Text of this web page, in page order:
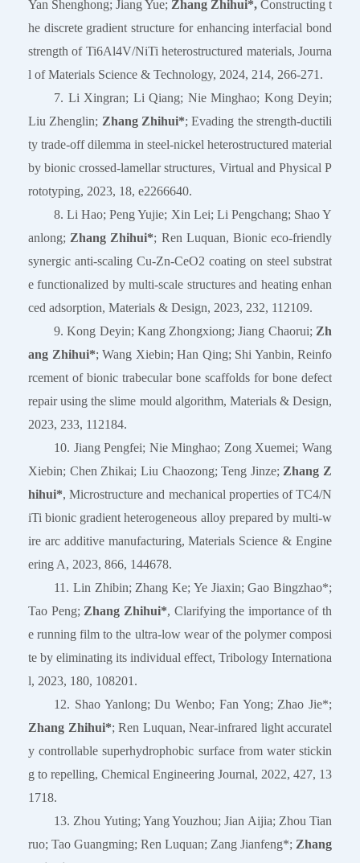
Yan Shenghong; Jiang Yue; Zhang Zhihui*, Constructing t
he discrete gradient structure for enhancing interfacial bond
strength of Ti6Al4V/NiTi heterostructured materials, Journa
l of Materials Science & Technology, 2024, 214, 266-271.
7. Li Xingran; Li Qiang; Nie Minghao; Kong Deyin;
Liu Zhenglin; Zhang Zhihui*; Evading the strength-ductili
ty trade-off dilemma in steel-nickel heterostructured material
by bionic crossed-lamellar structures, Virtual and Physical P
rototyping, 2023, 18, e2266640.
8. Li Hao; Peng Yujie; Xin Lei; Li Pengchang; Shao Y
anlong; Zhang Zhihui*; Ren Luquan, Bionic eco-friendly
synergic anti-scaling Cu-Zn-CeO2 coating on steel substrat
e functionalized by multi-scale structures and heating enhan
ced adsorption, Materials & Design, 2023, 232, 112109.
9. Kong Deyin; Kang Zhongxiong; Jiang Chaorui; Zh
ang Zhihui*; Wang Xiebin; Han Qing; Shi Yanbin, Reinfo
rcement of bionic trabecular bone scaffolds for bone defect
repair using the slime mould algorithm, Materials & Design,
2023, 233, 112184.
10. Jiang Pengfei; Nie Minghao; Zong Xuemei; Wang
Xiebin; Chen Zhikai; Liu Chaozong; Teng Jinze; Zhang Z
hihui*, Microstructure and mechanical properties of TC4/N
iTi bionic gradient heterogeneous alloy prepared by multi-w
ire arc additive manufacturing, Materials Science & Engine
ering A, 2023, 866, 144678.
11. Lin Zhibin; Zhang Ke; Ye Jiaxin; Gao Bingzhao*;
Tao Peng; Zhang Zhihui*, Clarifying the importance of th
e running film to the ultra-low wear of the polymer composi
te by eliminating its individual effect, Tribology Internationa
l, 2023, 180, 108201.
12. Shao Yanlong; Du Wenbo; Fan Yong; Zhao Jie*;
Zhang Zhihui*; Ren Luquan, Near-infrared light accuratel
y controllable superhydrophobic surface from water stickin
g to repelling, Chemical Engineering Journal, 2022, 427, 13
1718.
13. Zhou Yuting; Yang Youzhou; Jian Aijia; Zhou Tian
ruo; Tao Guangming; Ren Luquan; Zang Jianfeng*; Zhang